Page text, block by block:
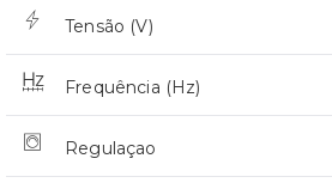
Tensão (V)
Frequência (Hz)
Regulaçao